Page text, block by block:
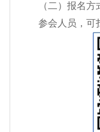
（二）报名方
参会人员，可